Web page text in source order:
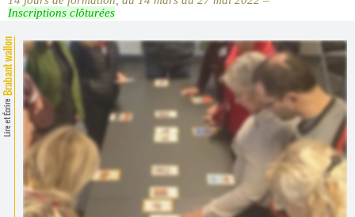
Regards croisés
·
Comprendre et parler
Bienvenue en Belgique
Espace presse
Contacts
Trouver un lieu d’alphabétisation
Inscriptions clôturées
Lire et Écrire
Brabant wallon